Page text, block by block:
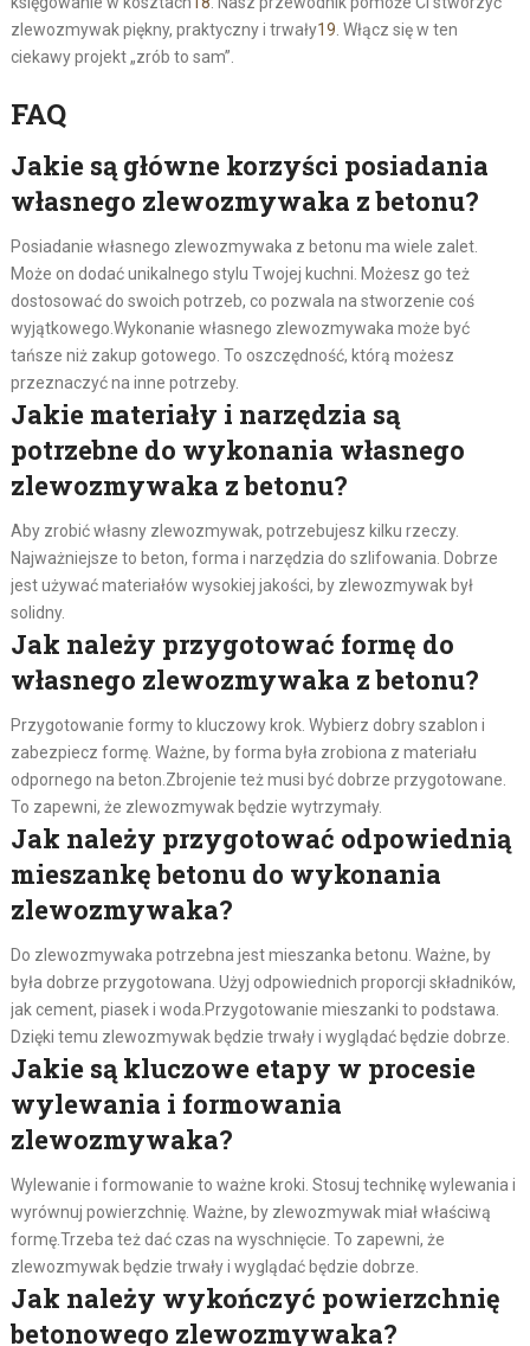
zlewozmywak piękny, praktyczny i trwały19 . Włącz się w ten
ciekawy projekt „zrób to sam”.
FAQ
Jakie są główne korzyści posiadania
własnego zlewozmywaka z betonu?
Posiadanie własnego zlewozmywaka z betonu ma wiele zalet.
Może on dodać unikalnego stylu Twojej kuchni. Możesz go też
dostosować do swoich potrzeb, co pozwala na stworzenie coś
wyjątkowego.Wykonanie własnego zlewozmywaka może być
tańsze niż zakup gotowego. To oszczędność, którą możesz
przeznaczyć na inne potrzeby.
Jakie materiały i narzędzia są
potrzebne do wykonania własnego
zlewozmywaka z betonu?
Aby zrobić własny zlewozmywak, potrzebujesz kilku rzeczy.
Najważniejsze to beton, forma i narzędzia do szlifowania. Dobrze
jest używać materiałów wysokiej jakości, by zlewozmywak był
solidny.
Jak należy przygotować formę do
własnego zlewozmywaka z betonu?
Przygotowanie formy to kluczowy krok. Wybierz dobry szablon i
zabezpiecz formę. Ważne, by forma była zrobiona z materiału
odpornego na beton.Zbrojenie też musi być dobrze przygotowane.
To zapewni, że zlewozmywak będzie wytrzymały.
Jak należy przygotować odpowiednią
mieszankę betonu do wykonania
zlewozmywaka?
Do zlewozmywaka potrzebna jest mieszanka betonu. Ważne, by
była dobrze przygotowana. Użyj odpowiednich proporcji składników,
jak cement, piasek i woda.Przygotowanie mieszanki to podstawa.
Dzięki temu zlewozmywak będzie trwały i wyglądać będzie dobrze.
Jakie są kluczowe etapy w procesie
wylewania i formowania
zlewozmywaka?
Wylewanie i formowanie to ważne kroki. Stosuj technikę wylewania i
wyrównuj powierzchnię. Ważne, by zlewozmywak miał właściwą
formę.Trzeba też dać czas na wyschnięcie. To zapewni, że
zlewozmywak będzie trwały i wyglądać będzie dobrze.
Jak należy wykończyć powierzchnię
betonowego zlewozmywaka?